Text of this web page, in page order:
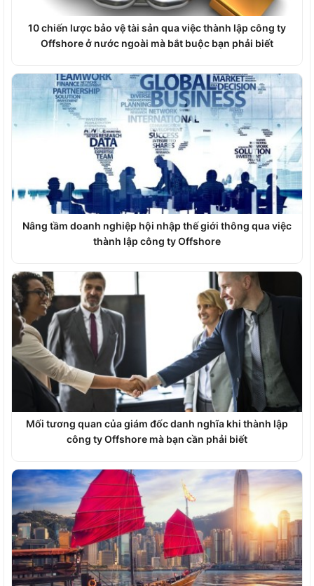
10 chiến lược bảo vệ tài sản qua việc thành lập công ty
Offshore ở nước ngoài mà bắt buộc bạn phải biết
Nâng tầm doanh nghiệp hội nhập thế giới thông qua việc
thành lập công ty Offshore
Mối tương quan của giám đốc danh nghĩa khi thành lập
công ty Offshore mà bạn cần phải biết